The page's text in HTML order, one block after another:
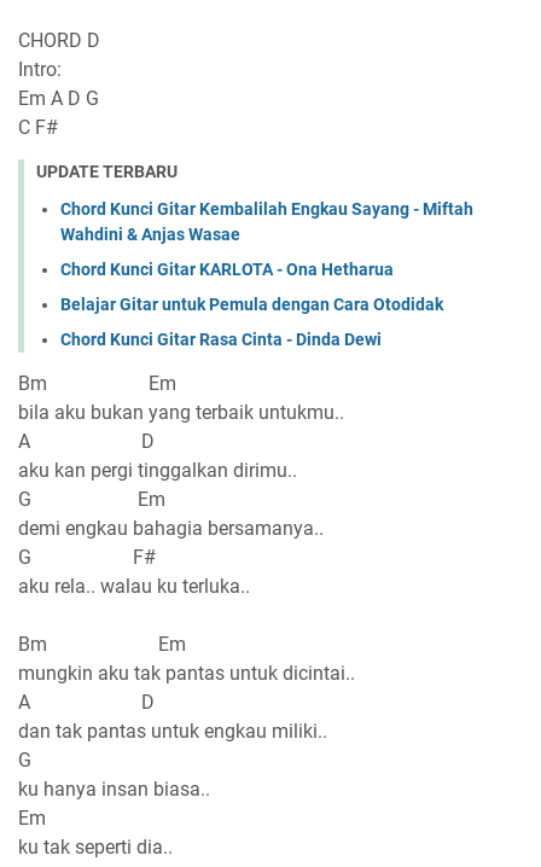
CHORD D
Intro:
Em A D G
C F#
UPDATE TERBARU
Chord Kunci Gitar Kembalilah Engkau Sayang - Miftah
Wahdini & Anjas Wasae
Chord Kunci Gitar KARLOTA - Ona Hetharua
Belajar Gitar untuk Pemula dengan Cara Otodidak
Chord Kunci Gitar Rasa Cinta - Dinda Dewi
Bm Em
bila aku bukan yang terbaik untukmu..
A D
aku kan pergi tinggalkan dirimu..
G Em
demi engkau bahagia bersamanya..
G F#
aku rela.. walau ku terluka..
Bm Em
mungkin aku tak pantas untuk dicintai..
A D
dan tak pantas untuk engkau miliki..
G
ku hanya insan biasa..
Em
ku tak seperti dia..